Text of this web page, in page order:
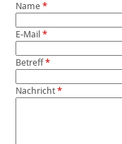
Name *
E-Mail *
Betreff*
Nachricht *